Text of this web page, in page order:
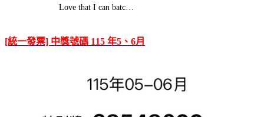
Love that I can batc…
[統一發票] 中獎號碼 115 年5、6月